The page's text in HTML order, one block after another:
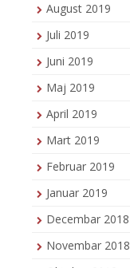
August 2019
Juli 2019
Juni 2019
Maj 2019
April 2019
Mart 2019
Februar 2019
Januar 2019
Decembar 2018
Novembar 2018